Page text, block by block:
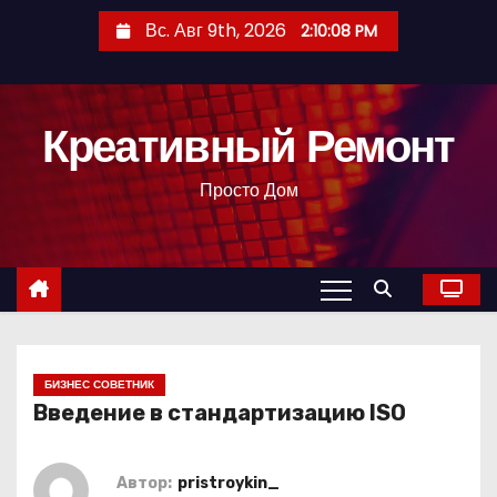
с
Вс. Авг 9th, 2026 2:10:08 PM
Креативный Ремонт
Просто Дом
БИЗНЕС СОВЕТНИК
Введение в стандартизацию ISO
Автор: pristroykin_